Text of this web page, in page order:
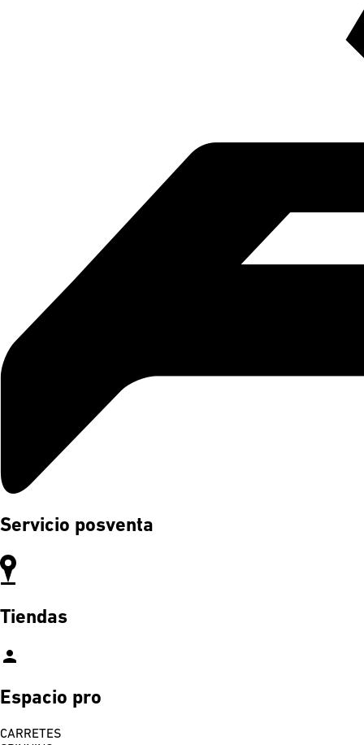
Servicio posventa
Tiendas
person
Espacio pro
CARRETES